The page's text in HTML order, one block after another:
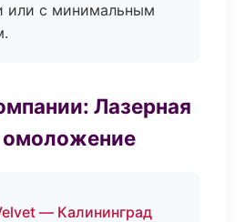
или с минимальным
Лазерная
омоложение
— Калининград